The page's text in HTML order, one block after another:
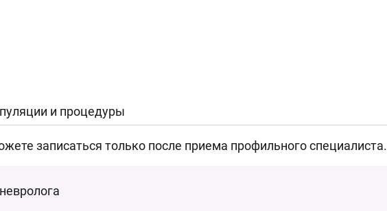
и процедуры
записаться только после приема профильного специалиста.